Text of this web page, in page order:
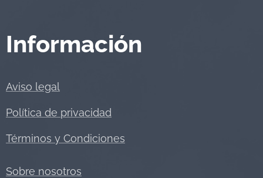
Información
Aviso legal
Política de privacidad
Términos y Condiciones
Sobre nosotros